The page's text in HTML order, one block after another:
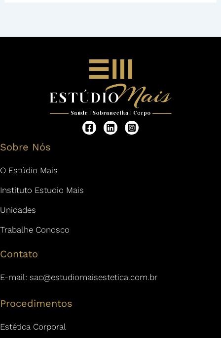
Sobre Nós
O Estúdio Mais
Instituto Estudio Mais
Unidades
Trabalhe Conosco
Contato
E-mail: sac@estudiomaisestetica.com.br
Procedimentos
Estética Corporal